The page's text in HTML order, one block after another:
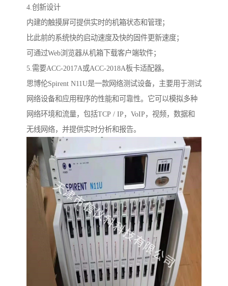
4.创新设计
内建的触摸屏可提供实时的机箱状态和管理；
比此前的系统快的启动速度及快的固件更新速度；
可通过Web浏览器从机箱下载客户端软件；
5.需要ACC-2017A或ACC-2018A板卡适配器。
思博伦Spirent N11U是一款网络测试设备，主要用于测试
网络设备和应用程序的性能和可靠性。它可以模拟多种
网络环境和流量，包括TCP / IP，VoIP，视频，数据和
无线网络，并提供实时分析和报告。